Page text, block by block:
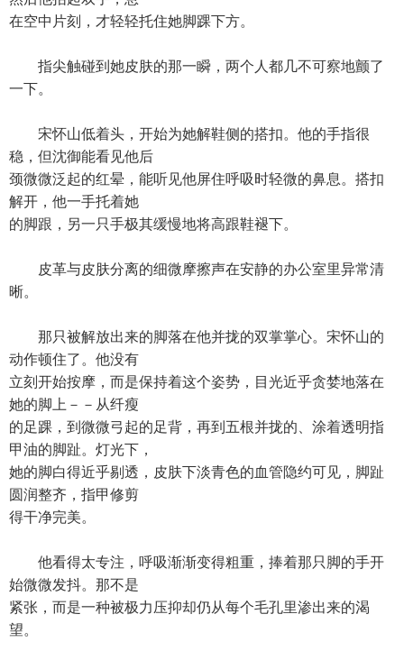
在空中片刻，才轻轻托住她脚踝下方。
指尖触碰到她皮肤的那一瞬，两个人都几不可察地颤了
一下。
宋怀山低着头，开始为她解鞋侧的搭扣。他的手指很
稳，但沈御能看见他后
颈微微泛起的红晕，能听见他屏住呼吸时轻微的鼻息。搭扣
解开，他一手托着她
的脚跟，另一只手极其缓慢地将高跟鞋褪下。
皮革与皮肤分离的细微摩擦声在安静的办公室里异常清
晰。
那只被解放出来的脚落在他并拢的双掌掌心。宋怀山的
动作顿住了。他没有
立刻开始按摩，而是保持着这个姿势，目光近乎贪婪地落在
她的脚上－－从纤瘦
的足踝，到微微弓起的足背，再到五根并拢的、涂着透明指
甲油的脚趾。灯光下，
她的脚白得近乎剔透，皮肤下淡青色的血管隐约可见，脚趾
圆润整齐，指甲修剪
得干净完美。
他看得太专注，呼吸渐渐变得粗重，捧着那只脚的手开
始微微发抖。那不是
紧张，而是一种被极力压抑却仍从每个毛孔里渗出来的渴
望。